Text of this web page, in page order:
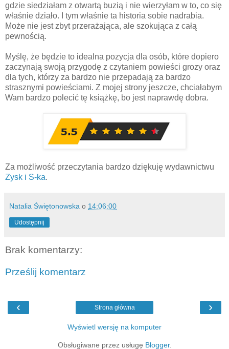
gdzie siedziałam z otwartą buzią i nie wierzyłam w to, co się
właśnie działo. I tym właśnie ta historia sobie nadrabia.
Może nie jest zbyt przerażająca, ale szokująca z całą
pewnością.
Myślę, że będzie to idealna pozycja dla osób, które dopiero
zaczynają swoją przygodę z czytaniem powieści grozy oraz
dla tych, którzy za bardzo nie przepadają za bardzo
strasznymi powieściami. Z mojej strony jeszcze, chciałabym
Wam bardzo polecić tę książkę, bo jest naprawdę dobra.
Za możliwość przeczytania bardzo dziękuję wydawnictwu
Zysk i S-ka.
Natalia Świętonowska o 14:06:00
Udostępnij
Brak komentarzy:
Prześlij komentarz
‹ ›
Strona główna
Wyświetl wersję na komputer
Obsługiwane przez usługę Blogger.